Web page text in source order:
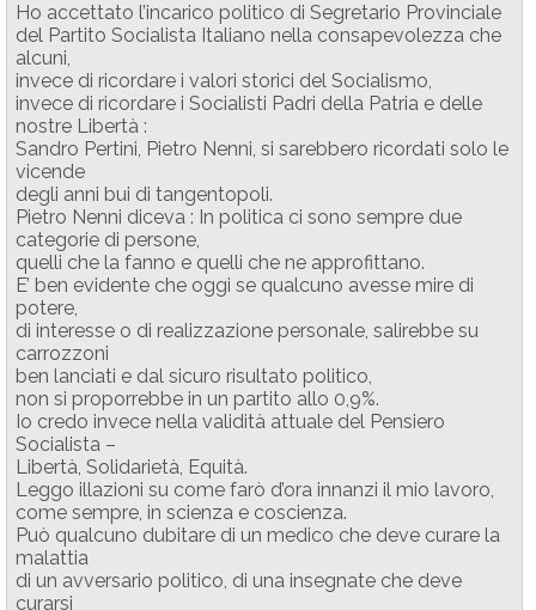
Ho accettato l’incarico politico di Segretario Provinciale
del Partito Socialista Italiano nella consapevolezza che
alcuni,
invece di ricordare i valori storici del Socialismo,
invece di ricordare i Socialisti Padri della Patria e delle
nostre Libertà :
Sandro Pertini, Pietro Nenni, si sarebbero ricordati solo le
vicende
degli anni bui di tangentopoli.
Pietro Nenni diceva : In politica ci sono sempre due
categorie di persone,
quelli che la fanno e quelli che ne approfittano.
E’ ben evidente che oggi se qualcuno avesse mire di
potere,
di interesse o di realizzazione personale, salirebbe su
carrozzoni
ben lanciati e dal sicuro risultato politico,
non si proporrebbe in un partito allo 0,9%.
Io credo invece nella validità attuale del Pensiero
Socialista –
Libertà, Solidarietà, Equità.
Leggo illazioni su come farò d’ora innanzi il mio lavoro,
come sempre, in scienza e coscienza.
Può qualcuno dubitare di un medico che deve curare la
malattia
di un avversario politico, di una insegnate che deve
curarsi